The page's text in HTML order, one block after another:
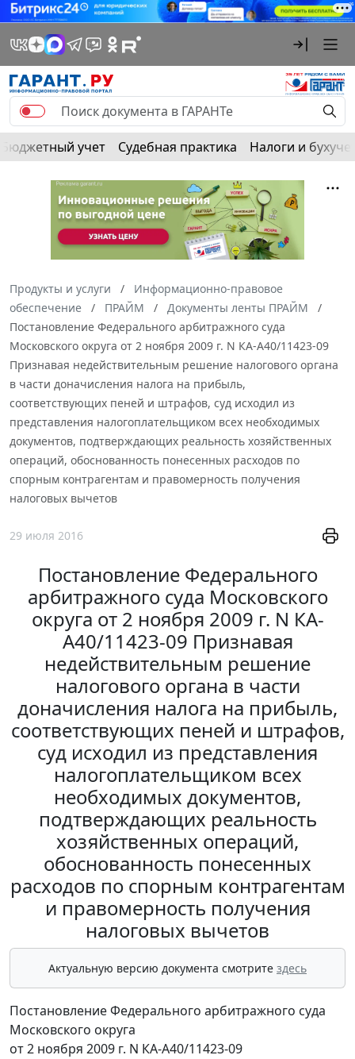
Бюджетный учет Судебная практика Налоги и
Продукты и услуги
Информационно-правовое
обеспечение
ПРАЙМ
Документы ленты ПРАЙМ
Постановление Федерального арбитражного суда
Московского округа от 2 ноября 2009 г. N КА-А40/11423-09
Признавая недействительным решение налогового органа
в части доначисления налога на прибыль,
соответствующих пеней и штрафов, суд исходил из
представления налогоплательщиком всех необходимых
документов, подтверждающих реальность хозяйственных
операций, обоснованность понесенных расходов по
спорным контрагентам и правомерность получения
налоговых вычетов
29 июля 2016
Постановление Федерального
арбитражного суда Московского
округа от 2 ноября 2009 г. N КА-
А40/11423-09 Признавая
недействительным решение
налогового органа в части
доначисления налога на прибыль,
соответствующих пеней и штрафов,
суд исходил из представления
налогоплательщиком всех
необходимых документов,
подтверждающих реальность
хозяйственных операций,
обоснованность понесенных
расходов по спорным контрагентам
и правомерность получения
налоговых вычетов
Актуальную версию документа смотрите здесь
Постановление Федерального арбитражного суда
Московского округа
от 2 ноября 2009 г. N КА-А40/11423-09